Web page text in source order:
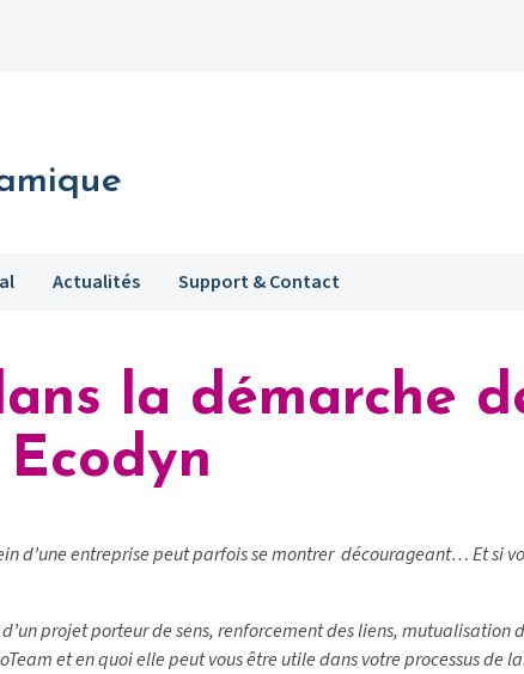
Actualités Support & Contact
la démarche
d’une entreprise peut parfois se montrer décourageant… Et si
projet porteur de sens, renforcement des liens,
et en quoi elle peut vous être utile dans votre processus de